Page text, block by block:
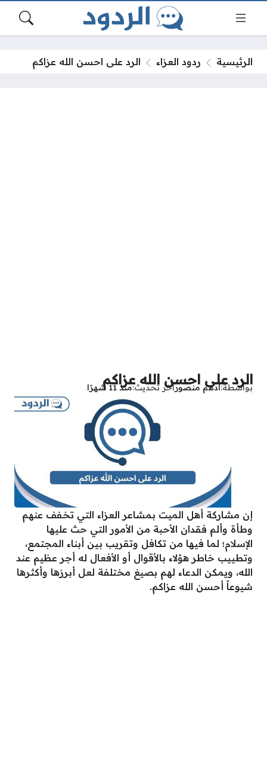
الرئيسية ردود العزاء الرد على احسن الله عزاكم
الرد على احسن الله عزاكم
بواسطةأدهم منصورآخر تحديثمنذ 11 شهرًا
إن مشاركة أهل الميت بمشاعر العزاء التي تخفف عنهم
وطأة وألم فقدان الأحبة من الأمور التي حث عليها
الإسلام؛ لما فيها من تكافل وتقريب بين أبناء المجتمع،
وتطييب خاطر هؤلاء بالأقوال أو الأفعال له أجر عظيم عند
الله، ويمكن الدعاء لهم بصيغ مختلفة لعل أبرزها وأكثرها
شيوعاً أحسن الله عزاكم.